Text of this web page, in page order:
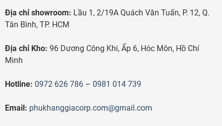
Địa chỉ showroom: Lầu 1, 2/19A Quách Văn Tuấn, P. 12, Q.
Tân Bình, TP. HCM
Địa chỉ Kho: 96 Dương Công Khi, Ấp 6, Hóc Môn, Hồ Chí
Minh
Hotline: 0972 626 786 – 0981 014 739
Email: phukhanggiacorp.com@gmail.com